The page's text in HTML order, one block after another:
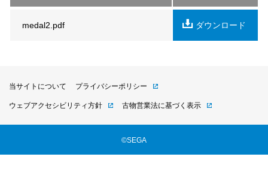
medal2.pdf ダウンロード
当サイトについて プライバシーポリシー
ウェブアクセシビリティ方針 古物営業法に基づく表示
©SEGA